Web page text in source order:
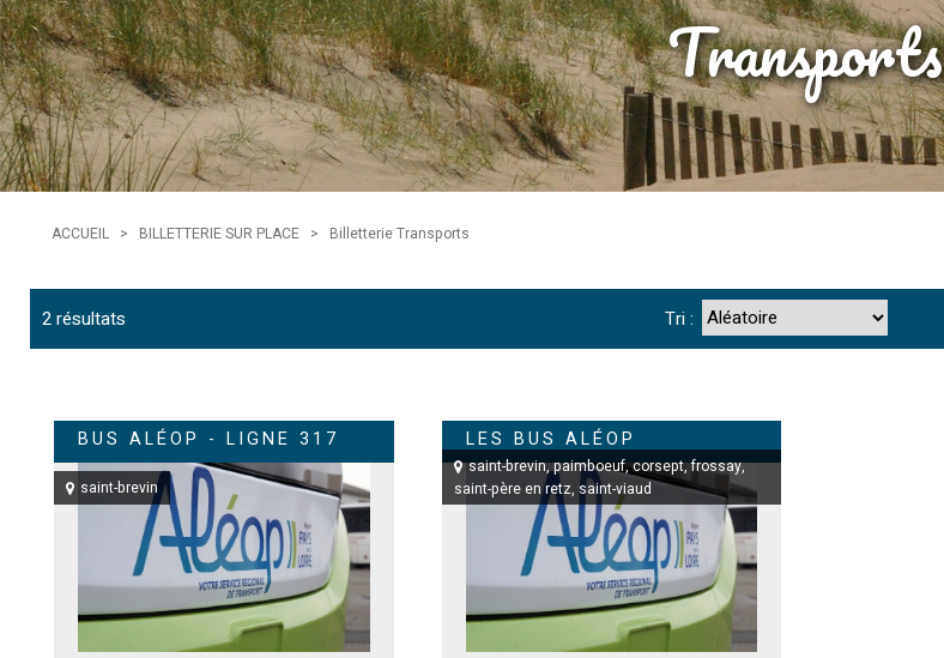
ACCUEIL > BILLETTERIE SUR PLACE > Billetterie Transports
Transports
2résultats Tri :
BUS ALÉOP - LIGNE 317
saint-brevin
LES BUS ALÉOP
saint-brevin paimboeuf corsept frossay
saint-père en retz saint-viaud